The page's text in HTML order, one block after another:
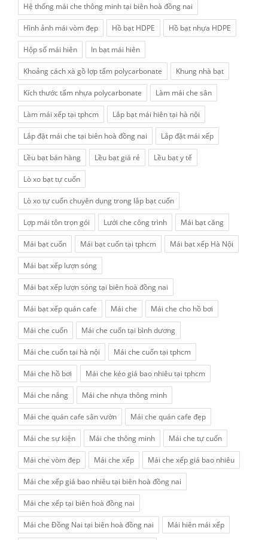
Hệ thống mái che thông minh tại biên hoà đồng nai
Hình ảnh mái vòm đẹp Hồ bạt HDPE Hồ bạt nhựa HDPE
Hộp số mái hiên In bạt mái hiên
Khoảng cách xà gồ lợp tấm polycarbonate Khung nhà bạt
Kích thước tấm nhựa polycarbonate Làm mái che sân
Làm mái xếp tại tphcm Lắp bạt mái hiên tại hà nội
Lắp đặt mái che tại biên hoà đồng nai Lắp đặt mái xếp
Lều bạt bán hàng Lều bạt giá rẻ Lều bạt y tế
Lò xo bạt tự cuốn
Lò xo tự cuốn chuyên dụng trong lắp bạt cuốn
Lợp mái tôn trọn gói Lưới che công trình Mái bạt căng
Mái bạt cuốn Mái bạt cuốn tại tphcm Mái bạt xếp Hà Nội
Mái bạt xếp lượn sóng
Mái bạt xếp lượn sóng tại biên hoà đồng nai
Mái bạt xếp quán cafe Mái che Mái che cho hồ bơi
Mái che cuốn Mái che cuốn tại bình dương
Mái che cuốn tại hà nội Mái che cuốn tại tphcm
Mái che hồ bơi Mái che kéo giá bao nhiêu tại tphcm
Mái che nắng Mái che nhựa thông minh
Mái che quán cafe sân vườn Mái che quán cafe đẹp
Mái che sự kiện Mái che thông minh Mái che tự cuốn
Mái che vòm đẹp Mái che xếp Mái che xếp giá bao nhiêu
Mái che xếp giá bao nhiêu tại biên hoà đồng nai
Mái che xếp tại biên hoà đồng nai
Mái che Đồng Nai tại biên hoà đồng nai Mái hiên mái xếp